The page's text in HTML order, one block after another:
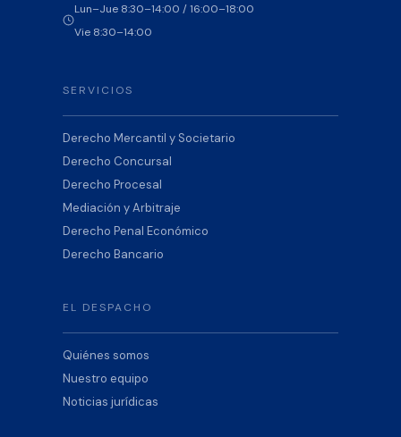
Lun–Jue 8:30–14:00 / 16:00–18:00
Vie 8:30–14:00
SERVICIOS
Derecho Mercantil y Societario
Derecho Concursal
Derecho Procesal
Mediación y Arbitraje
Derecho Penal Económico
Derecho Bancario
EL DESPACHO
Quiénes somos
Nuestro equipo
Noticias jurídicas